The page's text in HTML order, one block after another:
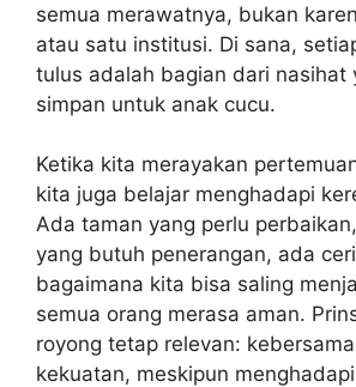
semua merawatnya, bukan
atau satu institusi. Di sana,
tulus adalah bagian dari nasihat
simpan untuk anak cucu.
Ketika kita merayakan
kita juga belajar menghadapi
Ada taman yang perlu
yang butuh penerangan, ada
bagaimana kita bisa saling
semua orang merasa aman.
royong tetap relevan:
kekuatan, meskipun